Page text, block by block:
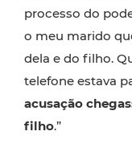
processo do
o meu marido
dela e do filho.
telefone estava
acusação
filho.”